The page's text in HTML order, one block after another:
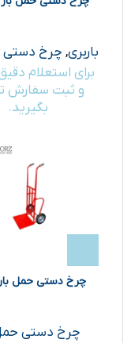
باربری, چرخ دستی
برای استعلام
و ثبت سفارش
بگیرید.
چرخ دستی حمل
چرخ دستی